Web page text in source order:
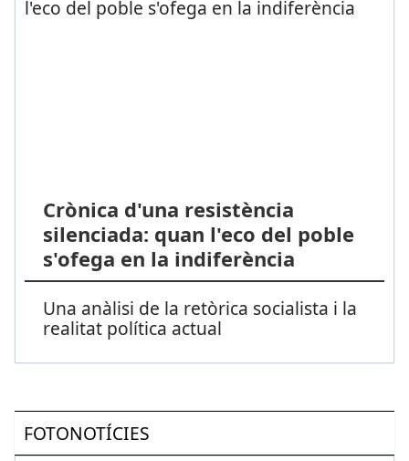
Crònica d'una resistència
silenciada: quan l'eco del poble
s'ofega en la indiferència
Una anàlisi de la retòrica socialista i la
realitat política actual
FOTONOTÍCIES